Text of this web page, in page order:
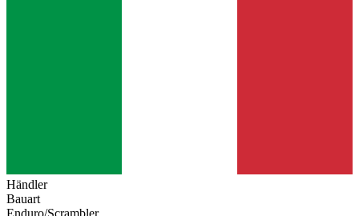
Händler
Bauart
Enduro/Scrambler